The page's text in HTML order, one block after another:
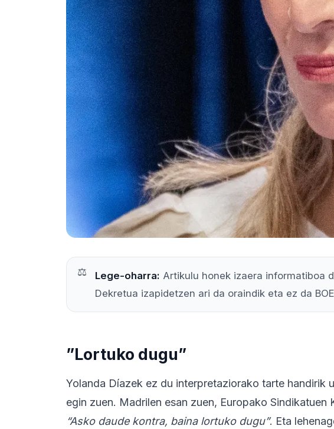
Lege-oharra: Artikulu honek izaera informatiboa
Dekretua izapidetzen ari da oraindik eta ez da
”Lortuko dugu”
Yolanda Díazek ez du interpretaziorako tarte handirik
egin zuen. Madrilen esan zuen, Europako
“Asko daude kontra, baina lortuko dugu”. Eta